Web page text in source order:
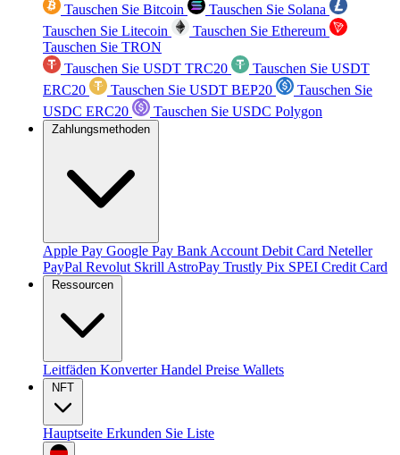
Tauschen Sie Bitcoin
Tauschen Sie Solana
Tauschen Sie Litecoin
Tauschen Sie Ethereum
Tauschen Sie TRON
Tauschen Sie USDT TRC20
Tauschen Sie USDT
ERC20
Tauschen Sie USDT BEP20
Tauschen Sie
USDC ERC20
Tauschen Sie USDC Polygon
Zahlungsmethoden
Apple Pay Google Pay Bank Account Debit Card Neteller
PayPal Revolut Skrill AstroPay Trustly Pix SPEI Credit Card
Ressourcen
Leitfäden KonverterHandel Preise Wallets
NFT
Hauptseite Erkunden Sie Liste